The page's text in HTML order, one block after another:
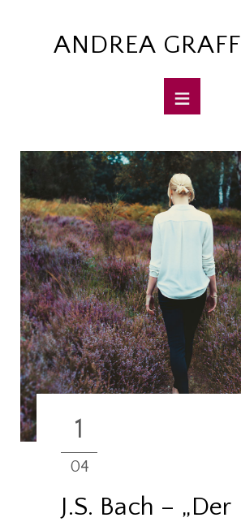
ANDREA GRAFF
1
04
J.S. Bach – „Der